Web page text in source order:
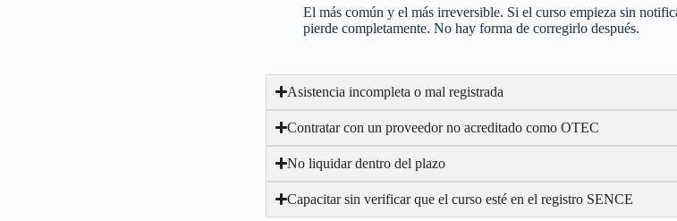
El más común y el más irreversible. Si el curso empieza sin
pierde completamente. No hay forma de corregirlo después.
Asistencia incompleta o mal registrada
Contratar con un proveedor no acreditado como OTEC
No liquidar dentro del plazo
Capacitar sin verificar que el curso esté en el registro SENCE